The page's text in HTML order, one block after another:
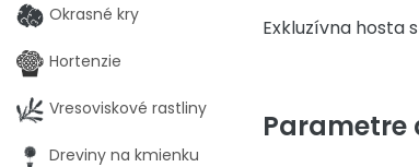
Exkluzívna hosta
Parametre
Okrasné kry
Hortenzie
Vresoviskové rastliny
Dreviny na kmienku